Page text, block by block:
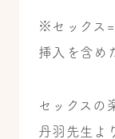
※セックス=
挿入を含め
セックスの
丹羽先生よ